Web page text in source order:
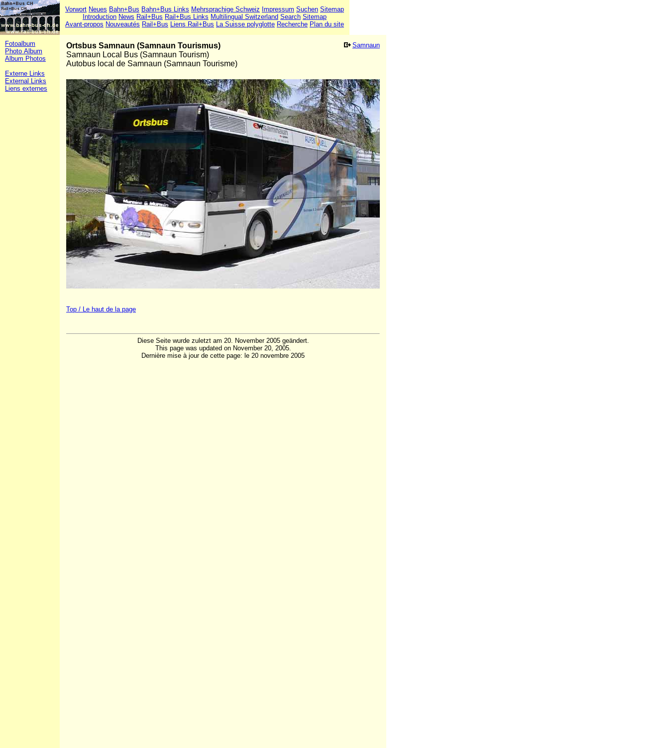
Vorwort Neues Bahn+Bus Bahn+Bus Links Mehrsprachige Schweiz Impressum Suchen Sitemap
Introduction News Rail+Bus Rail+Bus Links Multilingual Switzerland Search Sitemap
Avant-propos Nouveautés Rail+Bus Liens Rail+Bus La Suisse polyglotte Recherche Plan du site
Fotoalbum
Photo Album
Album Photos
Externe Links
External Links
Liens externes
Ortsbus Samnaun (Samnaun Tourismus)
Samnaun Local Bus (Samnaun Tourism)
Autobus local de Samnaun (Samnaun Tourisme)
Samnaun
Top / Le haut de la page
Diese Seite wurde zuletzt am 20. November 2005 geändert.
This page was updated on November 20, 2005.
Dernière mise à jour de cette page: le 20 novembre 2005